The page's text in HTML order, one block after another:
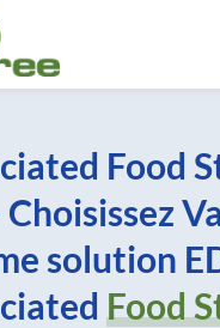
Food
Choisissez
solution
Food